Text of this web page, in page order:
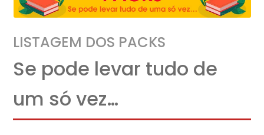
LISTAGEM DOS PACKS
Se pode levar tudo de
um só vez…